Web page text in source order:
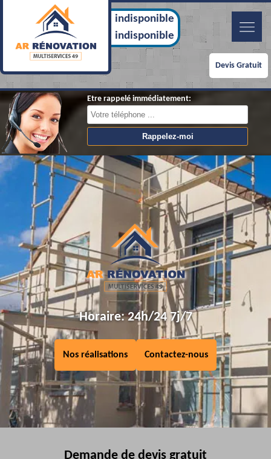
indisponible
indisponible
Devis Gratuit
Etre rappelé immédiatement:
Horaire: 24h/24 7j/7
Nos réalisations Contactez-nous
Demande de devis gratuit